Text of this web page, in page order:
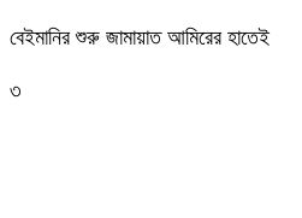
বেইমানির শুরু জামায়াত আমিরের হাতেই
৩